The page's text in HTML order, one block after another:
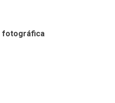
fotográfica